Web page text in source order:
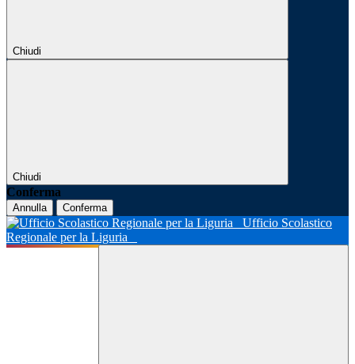
Chiudi
Chiudi
Conferma
Annulla Conferma
Ufficio Scolastico
Regionale per la Liguria